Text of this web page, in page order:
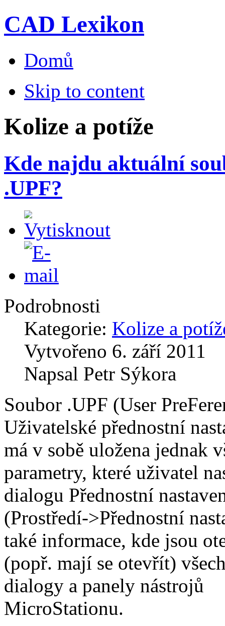
CAD Lexikon
Domů
Skip to content
Kolize a potíže
Kde najdu aktuální
.UPF?
Podrobnosti
Kategorie: Kolize a
Vytvořeno 6. září 2011
Napsal Petr Sýkora
Soubor .UPF (User
Uživatelské přednostní
má v sobě uložena jednak
parametry, které uživatel
dialogu Přednostní
(Prostředí->Přednostní
také informace, kde jsou
(popř. mají se otevřít)
dialogy a panely nástrojů
MicroStationu.